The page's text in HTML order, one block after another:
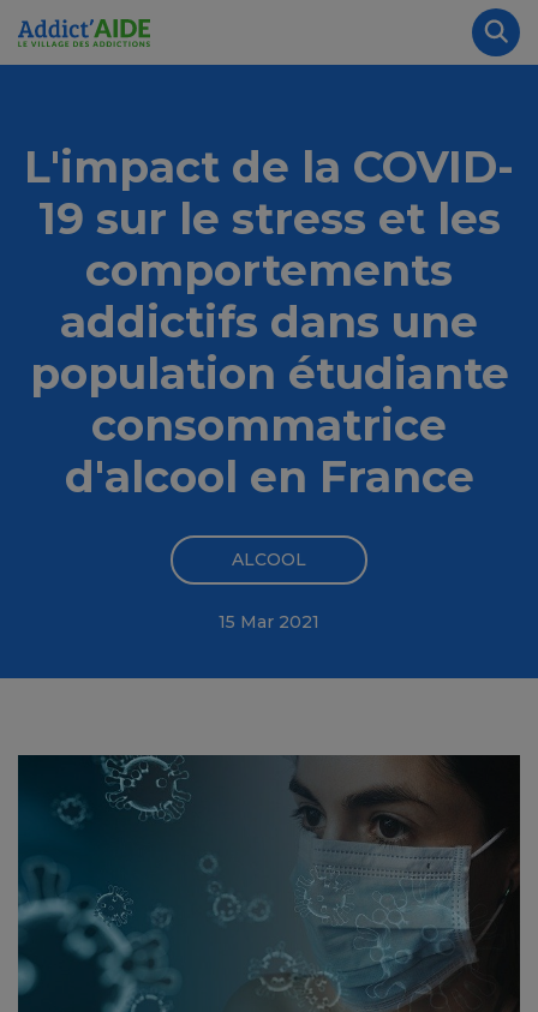
Aller au contenu principal
L'impact de la COVID-
19 sur le stress et les
comportements
addictifs dans une
population étudiante
consommatrice
d'alcool en France
ALCOOL
15 Mar 2021
Panneau de gestion des cookies